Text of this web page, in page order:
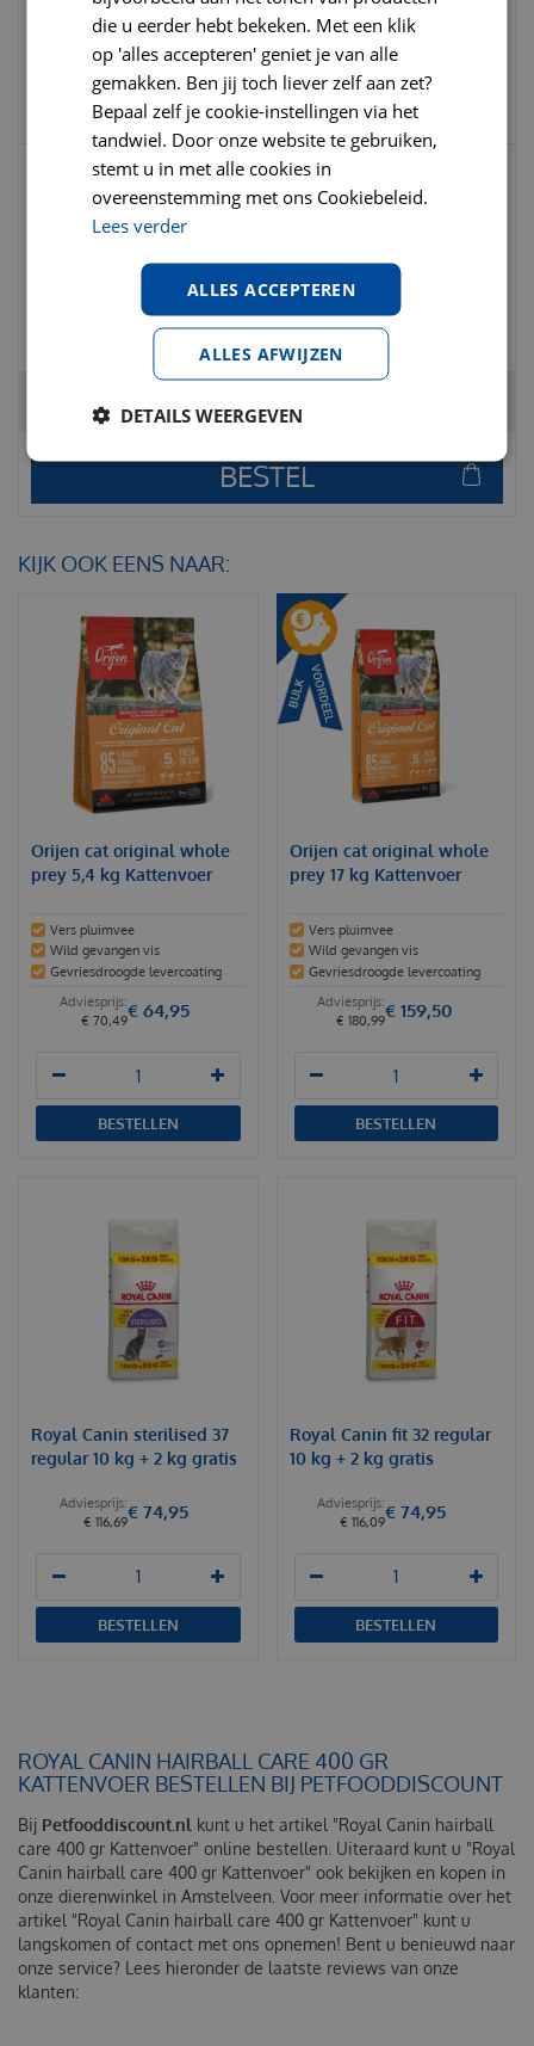
09 € 2,89
District 70 PURE felt ball natural colours
kattenspeelgoed
KIJK OOK EENS NAAR:
Orijen cat original whole
prey 5,4 kg Kattenvoer
Vers pluimvee
Wild gevangen vis
Gevriesdroogde levercoating
€ 70,49€ 64,95
BESTELLEN
Orijen cat original whole
prey 17 kg Kattenvoer
Vers pluimvee
Wild gevangen vis
Gevriesdroogde levercoating
€ 180,99€ 159,50
BESTELLEN
Royal Canin sterilised 37
regular 10 kg + 2 kg gratis
€ 116,69€ 74,95
BESTELLEN
Royal Canin fit 32 regular
10 kg + 2 kg gratis
€ 116,09€ 74,95
BESTELLEN
ROYAL CANIN HAIRBALL CARE 400 GR
KATTENVOER BESTELLEN BIJ PETFOODDISCOUNT
Bij Petfooddiscount.nl kunt u het artikel "Royal Canin hairball
care 400 gr Kattenvoer" online bestellen. Uiteraard kunt u "Royal
Canin hairball care 400 gr Kattenvoer" ook bekijken en kopen in
onze dierenwinkel in Amstelveen. Voor meer informatie over het
artikel "Royal Canin hairball care 400 gr Kattenvoer" kunt u
langskomen of contact met ons opnemen! Bent u benieuwd naar
onze service? Lees hieronder de laatste reviews van onze
klanten:
die u eerder hebt bekeken. Met een klik
op 'alles accepteren' geniet je van alle
gemakken. Ben jij toch liever zelf aan zet?
Bepaal zelf je cookie-instellingen via het
tandwiel. Door onze website te gebruiken,
stemt u in met alle cookies in
overeenstemming met ons Cookiebeleid.
Lees verder
ALLES ACCEPTEREN
ALLES AFWIJZEN
DETAILS WEERGEVEN